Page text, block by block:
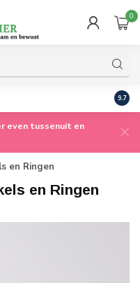
0
9.7
even tussenuit en
en Ringen
en Ringen